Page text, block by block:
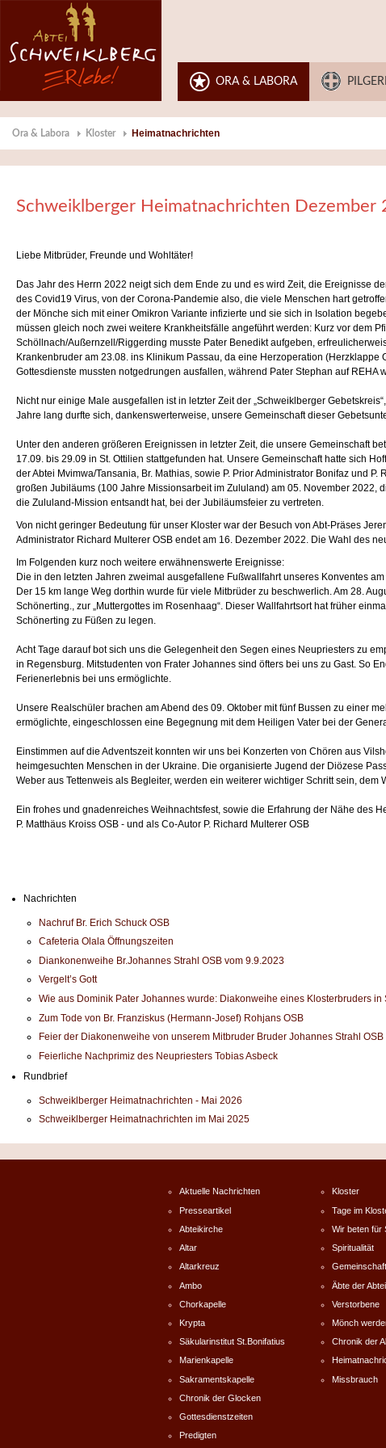
ORA & LABORA
Ora & Labora Kloster Heimatnachrichten
Schweiklberger Heimatnachrichten Dezember
Liebe Mitbrüder, Freunde und Wohltäter!
Das Jahr des Herrn 2022 neigt sich dem Ende zu und es wird Zeit, die Ereignisse
des Covid19 Virus, von der Corona-Pandemie also, die viele Menschen hart
der Mönche sich mit einer Omikron Variante infizierte und sie sich in Isolation
müssen gleich noch zwei weitere Krankheitsfälle angeführt werden: Kurz vor dem
Schöllnach/Außernzell/Riggerding musste Pater Benedikt aufgeben,
Krankenbruder am 23.08. ins Klinikum Passau, da eine Herzoperation
Gottesdienste mussten notgedrungen ausfallen, während Pater Stephan auf REHA
Nicht nur einige Male ausgefallen ist in letzter Zeit der „Schweiklberger
Jahre lang durfte sich, dankenswerterweise, unsere Gemeinschaft dieser
Unter den anderen größeren Ereignissen in letzter Zeit, die unsere Gemeinschaft
17.09. bis 29.09 in St. Ottilien stattgefunden hat. Unsere Gemeinschaft hatte sich
der Abtei Mvimwa/Tansania, Br. Mathias, sowie P. Prior Administrator Bonifaz und
großen Jubiläums (100 Jahre Missionsarbeit im Zululand) am 05. November 2022,
die Zululand-Mission entsandt hat, bei der Jubiläumsfeier zu vertreten.
Von nicht geringer Bedeutung für unser Kloster war der Besuch von Abt-Präses
Administrator Richard Multerer OSB endet am 16. Dezember 2022. Die Wahl des
Im Folgenden kurz noch weitere erwähnenswerte Ereignisse:
Die in den letzten Jahren zweimal ausgefallene Fußwallfahrt unseres Konventes
Der 15 km lange Weg dorthin wurde für viele Mitbrüder zu beschwerlich. Am 28.
Schönerting., zur „Muttergottes im Rosenhaag“. Dieser Wallfahrtsort hat früher
Schönerting zu Füßen zu legen.
Acht Tage darauf bot sich uns die Gelegenheit den Segen eines Neupriesters zu
in Regensburg. Mitstudenten von Frater Johannes sind öfters bei uns zu Gast. So
Ferienerlebnis bei uns ermöglichte.
Unsere Realschüler brachen am Abend des 09. Oktober mit fünf Bussen zu einer
ermöglichte, eingeschlossen eine Begegnung mit dem Heiligen Vater bei der
Einstimmen auf die Adventszeit konnten wir uns bei Konzerten von Chören aus
heimgesuchten Menschen in der Ukraine. Die organisierte Jugend der Diözese
Weber aus Tettenweis als Begleiter, werden ein weiterer wichtiger Schritt sein, dem
Ein frohes und gnadenreiches Weihnachtsfest, sowie die Erfahrung der Nähe des
P. Matthäus Kroiss OSB - und als Co-Autor P. Richard Multerer OSB
Nachrichten
Nachruf Br. Erich Schuck OSB
Cafeteria Olala Öffnungszeiten
Diankonenweihe Br.Johannes Strahl OSB vom 9.9.2023
Vergelt’s Gott
Wie aus Dominik Pater Johannes wurde: Diakonweihe eines Klosterbruders in
Zum Tode von Br. Franziskus (Hermann-Josef) Rohjans OSB
Feier der Diakonenweihe von unserem Mitbruder Bruder Johannes Strahl OSB
Feierliche Nachprimiz des Neupriesters Tobias Asbeck
Rundbrief
Schweiklberger Heimatnachrichten - Mai 2026
Schweiklberger Heimatnachrichten im Mai 2025
Aktuelle Nachrichten
Presseartikel
Abteikirche
Altar
Altarkreuz
Ambo
Chorkapelle
Krypta
Säkularinstitut St.Bonifatius
Marienkapelle
Sakramentskapelle
Chronik der Glocken
Gottesdienstzeiten
Predigten
Kloster
Tage im
Wir beten für
Spiritualität
Gemeinschaft
Äbte der Abtei
Verstorbene
Mönch
Chronik der
Missbrauch